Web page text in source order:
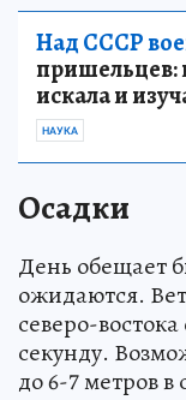
Над СССР
пришельцев:
искала и
НАУКА
Осадки
День обещает
ожидаются.
северо-
секунду.
до 6-7 метров в